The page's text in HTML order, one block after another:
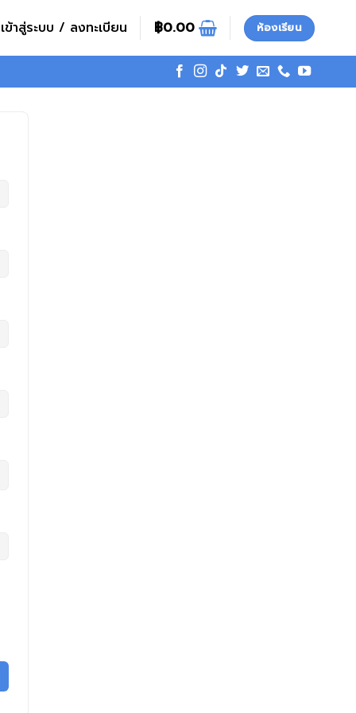
เข้าสู่ระบบ / ลงทะเบียน ฿0.00 ห้องเรียน